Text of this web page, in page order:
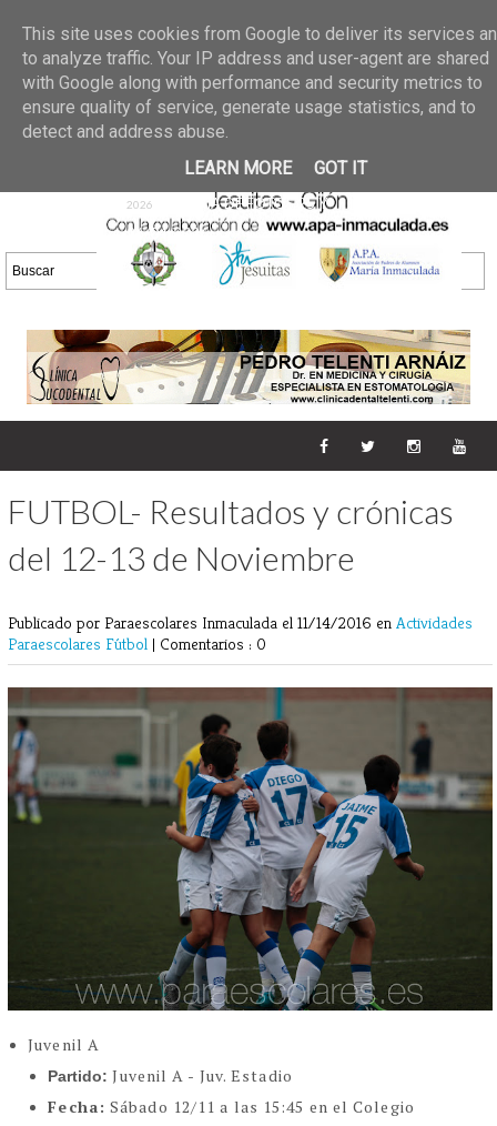
02 jun 2026
GALERIA DE FOTOS
30/05/2026
25 may 2026
GALERIA
DE FOTOS 23/05/2026
20 may
2026
GALERIA DE FOTOS
16/05/2026
DE FOTOS 09/05/2026
28 abr
2026
GALERIA DE FOTOS 25 Y
26/04/2026
FUTBOL- Resultados y crónicas
del 12-13 de Noviembre
Publicado por Paraescolares Inmaculada el 11/14/2016 en Actividades
Paraescolares Fútbol | Comentarios : 0
Juvenil A
Partido: Juvenil A - Juv. Estadio
Fecha: Sábado 12/11 a las 15:45 en el Colegio
This site uses cookies from Google to deliver its services
to analyze traffic. Your IP address and user-agent are shared
with Google along with performance and security metrics to
ensure quality of service, generate usage statistics, and to
detect and address abuse.
LEARN MORE
GOT IT